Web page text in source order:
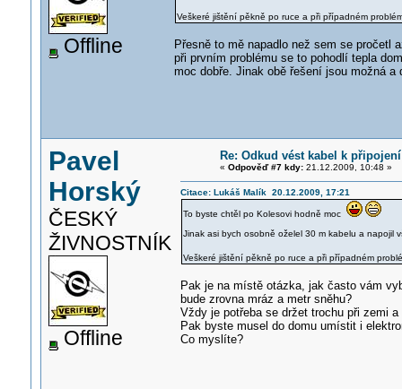
Offline
Veškeré jištění pěkně po ruce a při případném
Přesně to mě napadlo než sem se pročetl
při prvním problému se to pohodlí tepla
moc dobře. Jinak obě řešení jsou možná
Pavel
Horský
ČESKÝ
ŽIVNOSTNÍK
Offline
Re: Odkud vést kabel k
« Odpověď #7 kdy:21.12.2009, 10:48 »
Citace: Lukáš Malík 20.12.2009, 17:21
To byste chtěl po Kolesovi hodně moc
Jinak asi bych osobně oželel 30 m kabelu a napojil
Veškeré jištění pěkně po ruce a při případném
Pak je na místě otázka, jak často vám
bude zrovna mráz a metr sněhu?
Vždy je potřeba se držet trochu při zemi
Pak byste musel do domu umístit i
Co myslíte?